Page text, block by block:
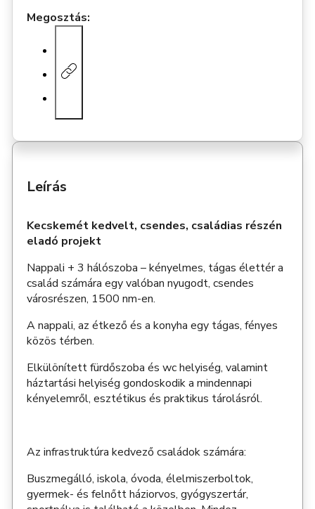
Megosztás:
Leírás
Kecskemét kedvelt, csendes, családias részén
eladó projekt
Nappali + 3 hálószoba – kényelmes, tágas élettér a
család számára egy valóban nyugodt, csendes
városrészen, 1500 nm-en.
A nappali, az étkező és a konyha egy tágas, fényes
közös térben.
Elkülönített fürdőszoba és wc helyiség, valamint
háztartási helyiség gondoskodik a mindennapi
kényelemről, esztétikus és praktikus tárolásról.
Az infrastruktúra kedvező családok számára:
Buszmegálló, iskola, óvoda, élelmiszerboltok,
gyermek- és felnőtt háziorvos, gyógyszertár,